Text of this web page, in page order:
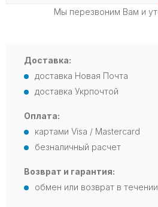
Мы перезвоним Вам и
Доставка:
доставка Новая Почта
доставка Укрпочтой
Оплата:
картами Visa / Mastercard
безналичный расчет
Возврат и гарантия:
обмен или возврат в